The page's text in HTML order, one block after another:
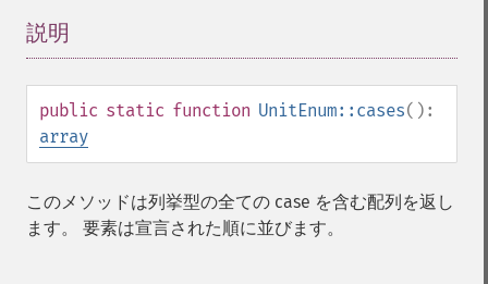
説明
public static function UnitEnum::cases():
array
このメソッドは列挙型の全ての case を含む配列を返し
ます。 要素は宣言された順に並びます。